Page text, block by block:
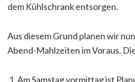
dem Kühlschrank entsorgen.
Aus diesem Grund planen wir
Abend-Mahlzeiten im Voraus.
Am Samstag vormittag ist